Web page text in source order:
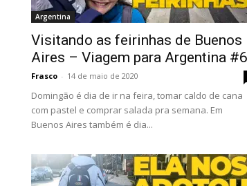
Argentina
Visitando as feirinhas de Buenos
Aires – Viagem para Argentina #6
Frasco - 14 de maio de 2020
Domingão é dia de ir na feira, tomar caldo de cana
com pastel e comprar salada pra semana. Em
Buenos Aires também é dia...